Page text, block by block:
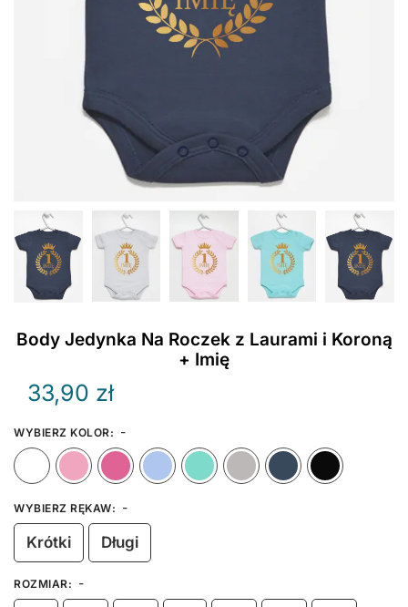
Body Jedynka Na Roczek z Laurami i Koroną
+ Imię
33,90 zł
WYBIERZ KOLOR: -
Biały
Różowy Ciemny Różowy
Błękitny MiętowySzary
WYBIERZ RĘKAW: -
Krótki Długi
ROZMIAR: -